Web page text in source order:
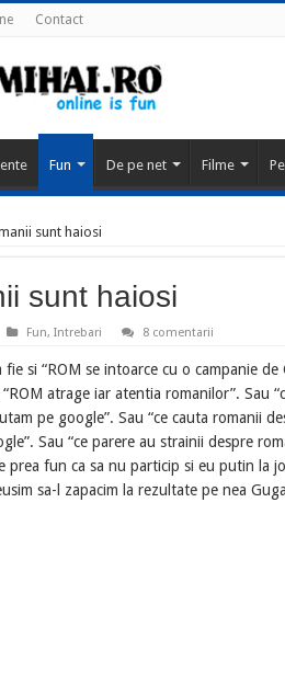
Contact
Fun De pe net Filme
sunt haiosi
sunt haiosi
Fun, Intrebari 8 comentarii
si “ROM se intoarce cu o campanie de
atrage iar atentia romanilor”. Sau
pe google”. Sau “ce cauta romanii
Sau “ce parere au strainii despre
prea fun ca sa nu particip si eu putin la
sa-l zapacim la rezultate pe nea